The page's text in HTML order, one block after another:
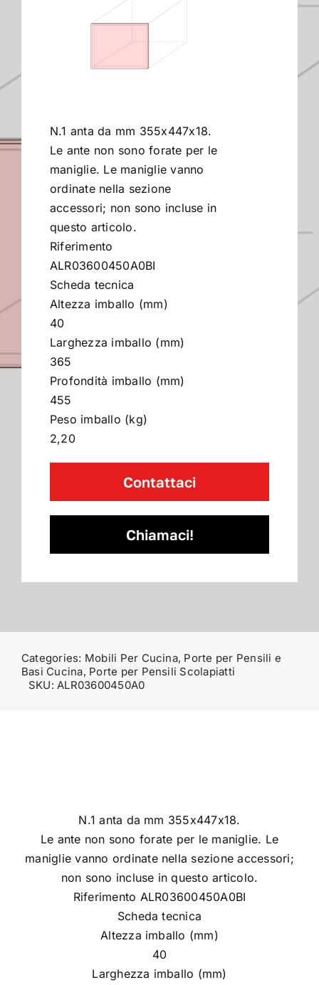
Lavora con Noi
Contatti
N.1 anta da mm 355x447x18.
Le ante non sono forate per le
maniglie. Le maniglie vanno
ordinate nella sezione
accessori; non sono incluse in
questo articolo.
Riferimento
ALR03600450A0BI
Scheda tecnica
Altezza imballo (mm)
40
Larghezza imballo (mm)
365
Profondità imballo (mm)
455
Peso imballo (kg)
2,20
Contattaci
Chiamaci!
Categories: Mobili Per Cucina, Porte per Pensili e
Basi Cucina, Porte per Pensili Scolapiatti
SKU:ALR03600450A0
N.1 anta da mm 355x447x18.
Le ante non sono forate per le maniglie. Le
maniglie vanno ordinate nella sezione accessori;
non sono incluse in questo articolo.
Riferimento ALR03600450A0BI
Scheda tecnica
Altezza imballo (mm)
40
Larghezza imballo (mm)